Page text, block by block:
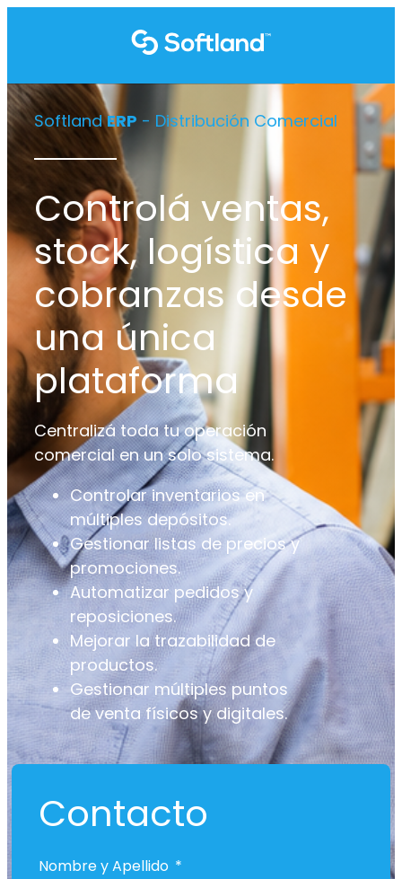
SoftlandERP - Distribución Comercial
Controlá ventas,
stock, logística y
cobranzas desde
una única
plataforma
Centralizá toda tu operación
comercial en un solo sistema.
Controlar inventarios en
múltiples depósitos.
Gestionar listas de precios y
promociones.
Automatizar pedidos y
reposiciones.
Mejorar la trazabilidad de
productos.
Gestionar múltiples puntos
de venta físicos y digitales.
Contacto
Nombre y Apellido